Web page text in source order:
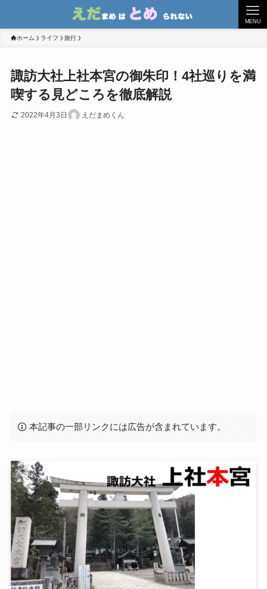
MENU
ホーム ライフ 旅行
諏訪大社上社本宮の御朱印！4社巡りを満
喫する見どころを徹底解説
2022年4月3日 えだまめくん
本記事の一部リンクには広告が含まれています。